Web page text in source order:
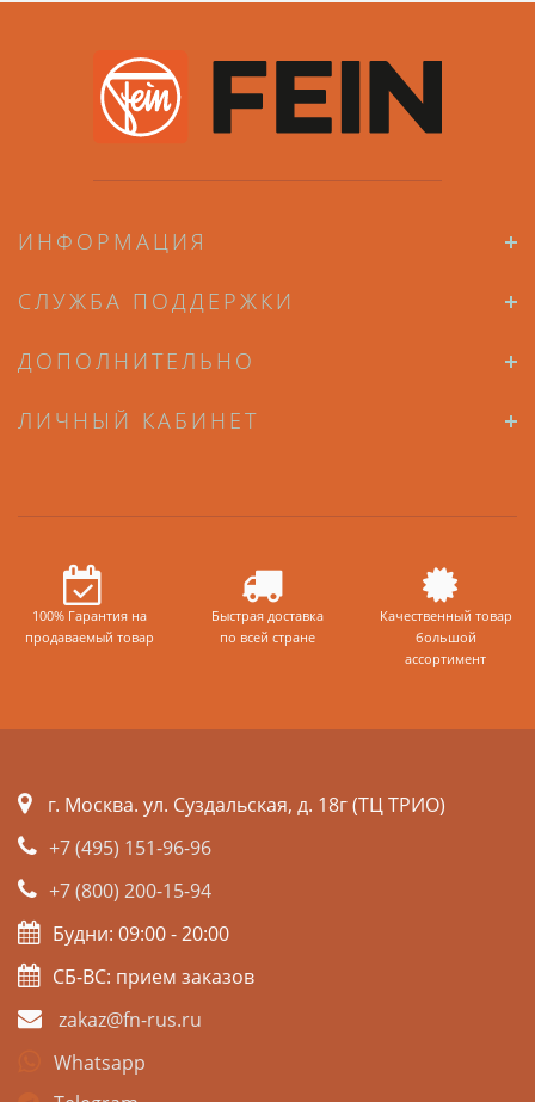
ИНФОРМАЦИЯ
СЛУЖБА ПОДДЕРЖКИ
ДОПОЛНИТЕЛЬНО
ЛИЧНЫЙ КАБИНЕТ
100% Гарантия на
продаваемый товар
Быстрая доставка
по всей стране
Качественный товар
большой
ассортимент
г. Москва. ул. Суздальская, д. 18г (ТЦ ТРИО)
+7 (495) 151-96-96
+7 (800) 200-15-94
Будни: 09:00 - 20:00
СБ-ВС: прием заказов
zakaz@fn-rus.ru
Whatsapp